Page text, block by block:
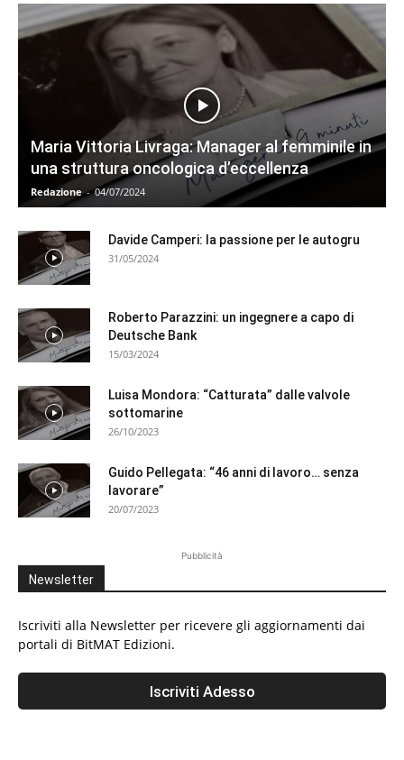
Maria Vittoria Livraga: Manager al femminile in
una struttura oncologica d’eccellenza
Redazione - 04/07/2024
Davide Camperi: la passione per le autogru
31/05/2024
Roberto Parazzini: un ingegnere a capo di
Deutsche Bank
15/03/2024
Luisa Mondora: “Catturata” dalle valvole
sottomarine
26/10/2023
Guido Pellegata: “46 anni di lavoro… senza
lavorare”
20/07/2023
Pubblicità
Newsletter
Iscriviti alla Newsletter per ricevere gli aggiornamenti dai
portali di BitMAT Edizioni.